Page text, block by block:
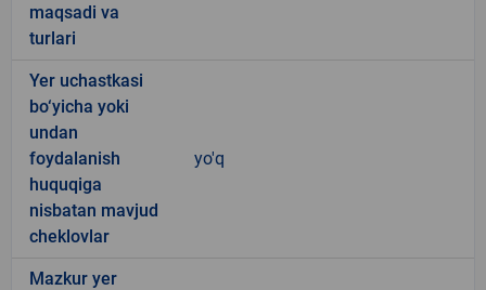
maqsadi va
turlari
Yer uchastkasi
bo‘yicha yoki
undan
foydalanish
huquqiga
nisbatan mavjud
cheklovlar
yo'q
Mazkur yer